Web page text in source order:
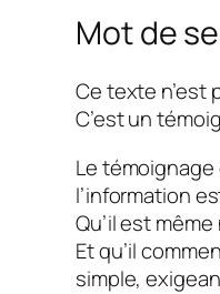
Mot de
Ce texte n’est
C’est un
Le témoignage
l’information
Qu’il est
Et qu’il
simple,